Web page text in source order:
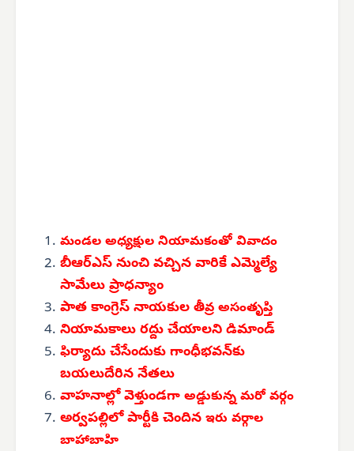
మండల అధ్యక్షుల నియామకంతో వివాదం
బీఆర్‌ఎస్ నుంచి వచ్చిన వారికే ఎమ్మెల్యే
సామేలు ప్రాధన్యాం
పాత కాంగ్రెస్ నాయకుల తీవ్ర అసంతృప్తి
నియామకాలు రద్దు చేయాలని డిమాండ్
ఫిర్యాదు చేసేందుకు గాంధీభవన్‌కు
బయలుదేరిన నేతలు
వాహనాల్లో వెళ్తుండగా అడ్డుకున్న మరో వర్గం
అర్వపల్లిలో పార్టీకి చెందిన ఇరు వర్గాల
బాహాబాహి